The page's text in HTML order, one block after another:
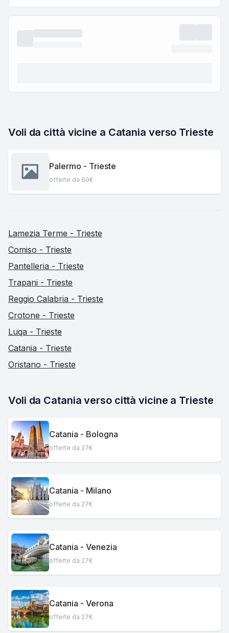
Voli da città vicine a Catania verso Trieste
Palermo - Trieste
offerte da 60€
Lamezia Terme - Trieste
Comiso - Trieste
Pantelleria - Trieste
Trapani - Trieste
Reggio Calabria - Trieste
Crotone - Trieste
Luqa - Trieste
Catania - Trieste
Oristano - Trieste
Voli da Catania verso città vicine a Trieste
Catania - Bologna
offerte da 27€
Catania - Milano
offerte da 27€
Catania - Venezia
offerte da 27€
Catania - Verona
offerte da 27€